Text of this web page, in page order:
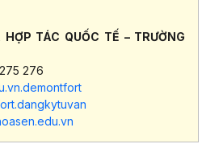
TÁC QUỐC TẾ – TRƯỜNG
276